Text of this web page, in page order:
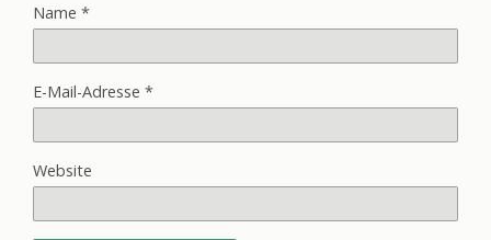
Name *
E-Mail-Adresse *
Website